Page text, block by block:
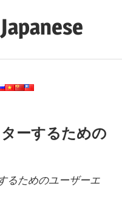
ーするための
るためのユーザーエ